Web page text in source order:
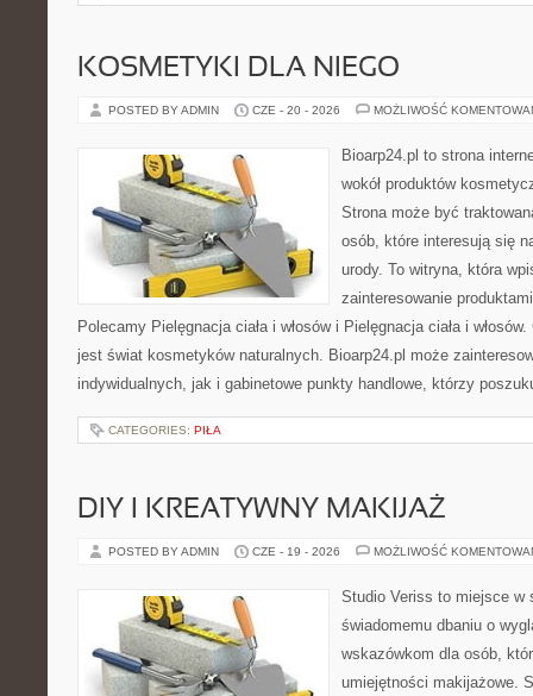
KOSMETYKI DLA NIEGO
POSTED BY ADMIN CZE - 20 - 2026 MOŻLIWOŚĆ
Bioarp24.pl to strona
wokół produktów
Strona może być
osób, które interesują się
urody. To witryna, która
zainteresowanie
Polecamy Pielęgnacja ciała i włosów i Pielęgnacja ciała i
jest świat kosmetyków naturalnych. Bioarp24.pl może
indywidualnych, jak i gabinetowe punkty handlowe, którzy
CATEGORIES: PIŁA
DIY I KREATYWNY MAKIJAŻ
POSTED BY ADMIN CZE - 19 - 2026 MOŻLIWOŚĆ
Studio Veriss to miejsce w
świadomemu dbaniu o
wskazówkom dla osób,
umiejętności makijażowe.